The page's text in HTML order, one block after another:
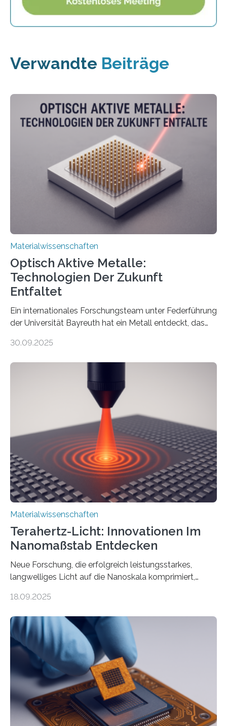
Verwandte Beiträge
Materialwissenschaften
Optisch Aktive Metalle:
Technologien Der Zukunft
Entfaltet
Ein internationales Forschungsteam unter Federführung
der Universität Bayreuth hat ein Metall entdeckt, das
Dadurch ist es in der Lage, eine sogenannte zweite
Nichtmetallen vorkommt und insbesondere für
Sensorik und Elektrotechnik von Interesse ist. Über ihre
Erkenntnisse berichten die Forschenden im Journal of
the American Chemical Society. —What for?
Materialien, die gleichzeitig Strom leiten und Licht
beeinflussen können, sind für viele moderne
Technologien…
30.09.2025
Materialwissenschaften
Terahertz-Licht: Innovationen Im
Nanomaßstab Entdecken
Neue Forschung, die erfolgreich leistungsstarkes,
langwelliges Licht auf die Nanoskala komprimiert,
optoelektronischen Geräten ermöglichen, geleitet von
Forschung, die erfolgreich leistungsstarkes,
langwelliges Licht auf die Nanoskala komprimiert,
könnte Fortschritte in der Terahertz-Optik und bei
optoelektronischen Geräten ermöglichen, geleitet von
Vanderbilt und dem Fritz-Haber-Institut Josh Caldwell,
Professor für Maschinenbau und Direktor des
interdisziplinären Graduiertenprogramms für
Materialwissenschaften an der Vanderbilt University,
und Alexander Paarmann vom Fritz-Haber-Institut
18.09.2025